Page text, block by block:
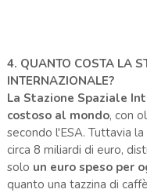
4. QUANTO COSTA LA
INTERNAZIONALE?
La Stazione Spaziale
costoso al mondo, con
secondo l'ESA. Tuttavia
circa 8 miliardi di euro,
solo un euro speso per
quanto una tazzina di